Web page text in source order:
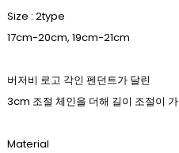
Size : 2type
17cm-20cm, 19cm-21cm
버저비 로고 각인 펜던트가 달린
3cm 조절 체인을 더해 길이 조절이
Material